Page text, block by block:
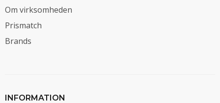
Om virksomheden
Prismatch
Brands
INFORMATION